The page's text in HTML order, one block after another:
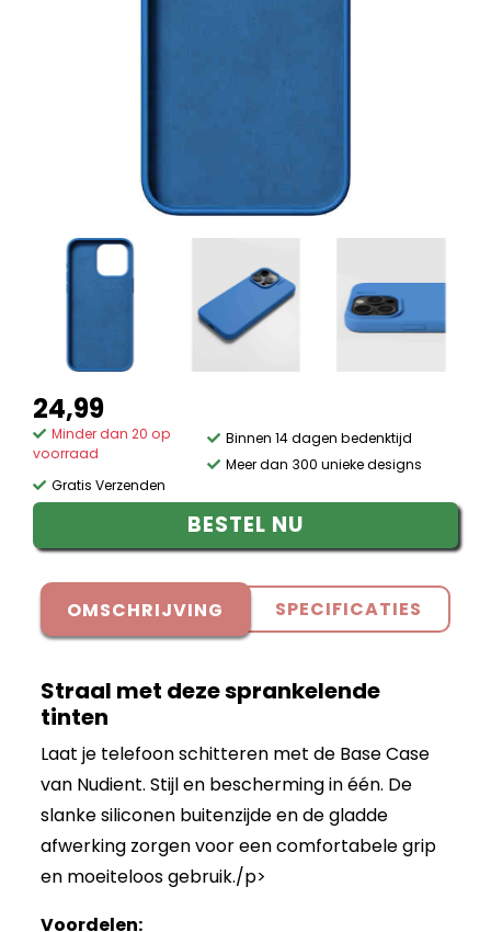
24,99
Minder dan 20 op
voorraad
Gratis Verzenden
Binnen 14 dagen bedenktijd
Meer dan 300 unieke designs
BESTEL NU
OMSCHRIJVING SPECIFICATIES
Straal met deze sprankelende
tinten
Laat je telefoon schitteren met de Base Case
van Nudient. Stijl en bescherming in één. De
slanke siliconen buitenzijde en de gladde
afwerking zorgen voor een comfortabele grip
en moeiteloos gebruik./p>
Voordelen: